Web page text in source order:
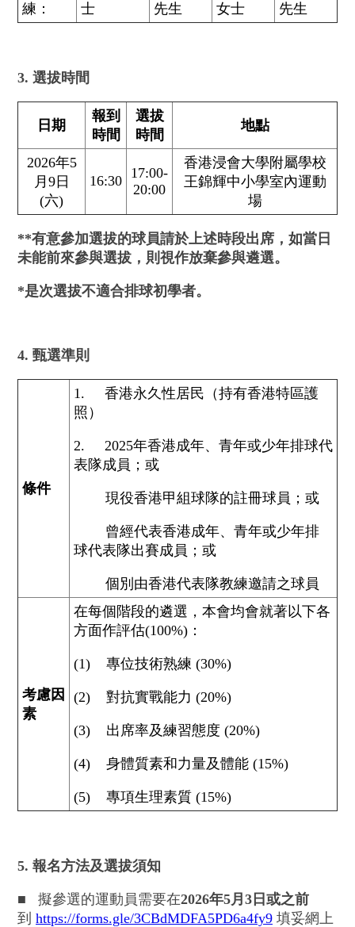
練：
士
先生
女士
先生
3. 選拔時間
日期
報到
時間
選拔
時間
地點
2026年5
月9日
(六)
16:30 17:00-
20:00
香港浸會大學附屬學校
王錦輝中小學室內運動
場
**有意參加選拔的球員請於上述時段出席， 如當日
未能前來參與選拔，則視作放棄參與遴選。
*是次選拔不適合排球初學者。
4. 甄選準則
條件
1. 香港永久性居民（持有香港特區護
照）
2. 2025年香港成年、青年或少年排球代
表隊成員；或
現役香港甲組球隊的註冊球員；或
曾經代表香港成年、青年或少年排
球代表隊出賽成員；或
個別由香港代表隊教練邀請之球員
考慮因
素
在每個階段的遴選，本會均會就著以下各
方面作評估(100%)：
(1) 專位技術熟練 (30%)
(2) 對抗實戰能力 (20%)
(3) 出席率及練習態度 (20%)
(4) 身體質素和力量及體能 (15%)
(5) 專項生理素質 (15%)
5. 報名方法及選拔須知
■ 擬參選的運動員需要在2026年5月3日或之前
到 https://forms.gle/3CBdMDFA5PD6a4fy9 填妥網上